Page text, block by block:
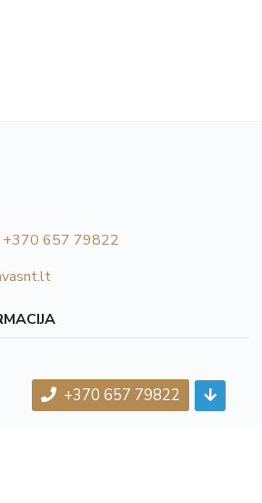
+370 657 79822
+370 657 79822